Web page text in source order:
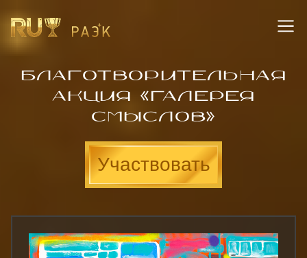
Благотворительная
акция «Галерея
смыслов»
Участвовать